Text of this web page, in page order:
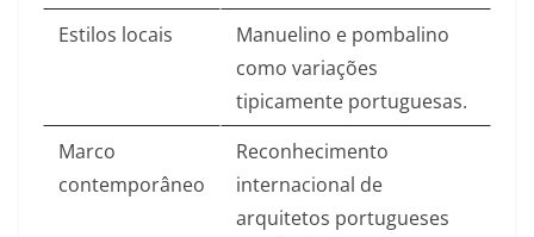
Estilos locais
Manuelino e pombalino
como variações
tipicamente portuguesas.​
Marco
contemporâneo
Reconhecimento
internacional de
arquitetos portugueses